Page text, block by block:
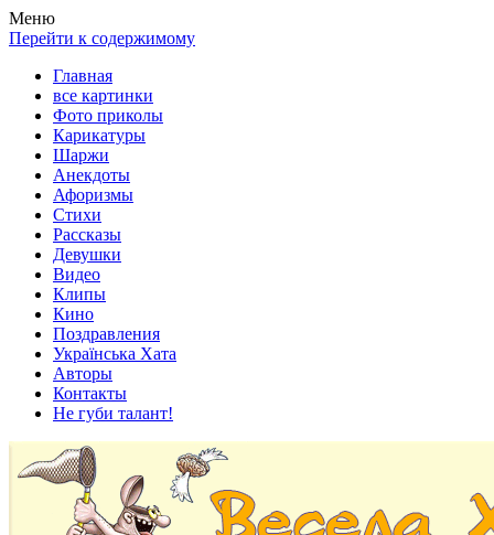
Весела хата — прикольные картинки, смешные истории,
клипы!
Покажем всем ваши фото приколы, карикатуры, шаржи, стихи,
рассказы, видео и песни!
Меню
Перейти к содержимому
Главная
все картинки
Фото приколы
Карикатуры
Шаржи
Анекдоты
Афоризмы
Стихи
Рассказы
Девушки
Видео
Клипы
Кино
Поздравления
Українська Хата
Авторы
Контакты
Не губи талант!